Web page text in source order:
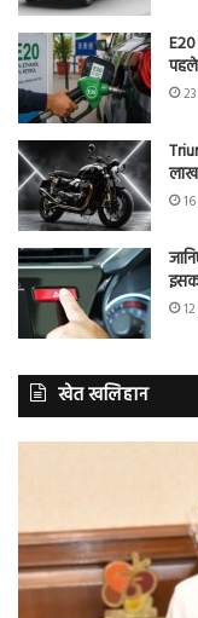
खेत खलिहान